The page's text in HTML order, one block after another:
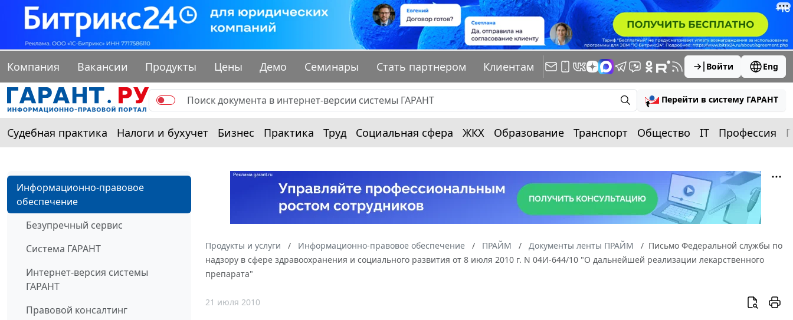
Компания Вакансии Продукты Цены Демо Семинары Стать партнером Клиентам Войти Eng
Перейти в систему ГАРАНТ
Судебная практика Налоги и бухучет Бизнес Практика Труд Социальная сфера ЖКХ Образование Транспорт Общество IT Профессия
Информационно-правовое
обеспечение
Безупречный сервис
Система ГАРАНТ
Интернет-версия системы
ГАРАНТ
Правовой консалтинг
Продукты и услуги Информационно-правовое обеспечение ПРАЙМ Документы ленты ПРАЙМ
Письмо Федеральной службы по
надзору в сфере здравоохранения и социального развития от 8 июля 2010 г. N 04И-644/10 "О дальнейшей реализации лекарственного
препарата"
21 июля 2010